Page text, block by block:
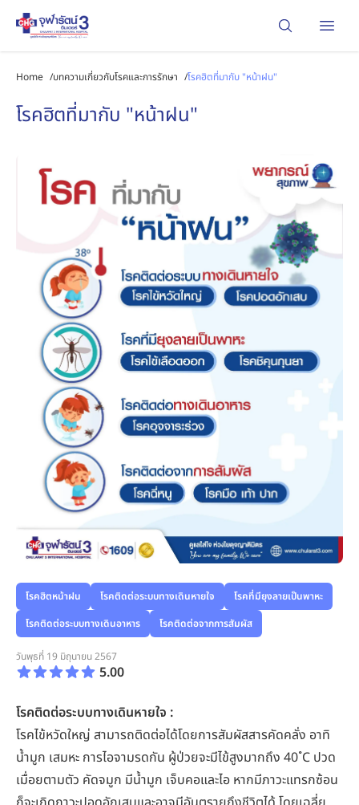
Home /บทความเกี่ยวกับโรคและการรักษา /โรคฮิตที่มากับ "หน้าฝน"
โรคฮิตที่มากับ "หน้าฝน"
โรคฮิตหน้าฝน โรคติดต่อระบบทางเดินหายใจ
โรคที่มียุงลายเป็นพาหะ
โรคติดต่อระบบทางเดินอาหาร
โรคติดต่อจากการสัมผัส
วันพุธที่ 19 มิถุนายน 2567
5.00
โรคติดต่อระบบทางเดินหายใจ :
โรคไข้หวัดใหญ่ สามารถติดต่อได้โดยการสัมผัสสารคัดคลั่ง อาทิ
น้ำมูก เสมหะ การไอจามรดกัน ผู้ป่วยจะมีไข้สูงมากถึง 40 ํC ปวด
เมื่อยตามตัว คัดจมูก มีน้ำมูก เจ็บคอและไอ หากมีภาวะแทรกซ้อน